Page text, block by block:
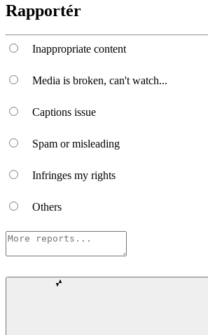
Rapportér
Inappropriate content
Media is broken, can't watch...
Captions issue
Spam or misleading
Infringes my rights
Others